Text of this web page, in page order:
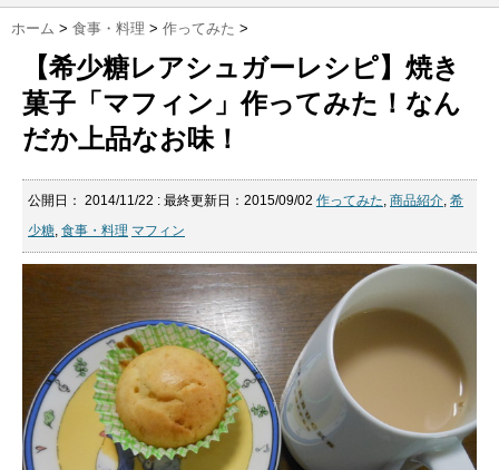
ホーム > 食事・料理 > 作ってみた >
【希少糖レアシュガーレシピ】焼き
菓子「マフィン」作ってみた！なん
だか上品なお味！
公開日： 2014/11/22 : 最終更新日：2015/09/02 作ってみた, 商品紹介, 希
少糖, 食事・料理 マフィン